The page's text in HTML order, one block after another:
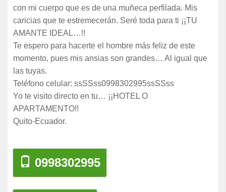
con mi cuerpo que es de una muñeca perfilada. Mis
caricias que te estremecerán. Seré toda para ti ¡¡TU
AMANTE IDEAL…!!
Te espero para hacerte el hombre más feliz de este
momento, pues mis ansias son grandes… Al igual que
las tuyas.
Teléfono celular: ssSSss0998302995ssSSss
Yo te visito directo en tu… ¡¡HOTEL O
APARTAMENTO!!
Quito-Ecuador.
0998302995